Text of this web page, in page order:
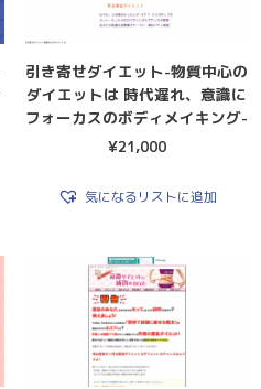
引き寄せダイエット-物質中心の
ダイエットは 時代遅れ、意識に
フォーカスのボディメイキング-
¥21,000
気になるリストに追加